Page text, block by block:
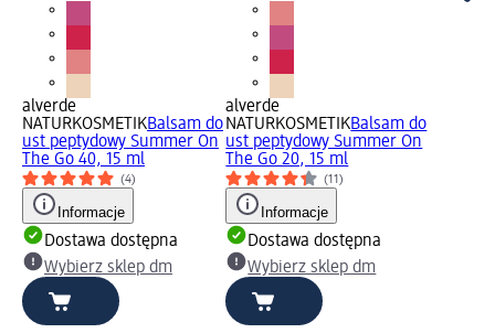
alverde
NATURKOSMETIKBalsam do
ust peptydowy Summer On
The Go 40, 15 ml
(4)
Informacje
Dostawa dostępna
Wybierz sklep dm
alverde
NATURKOSMETIKBalsam do
ust peptydowy Summer On
The Go 20, 15 ml
(11)
Informacje
Dostawa dostępna
Wybierz sklep dm